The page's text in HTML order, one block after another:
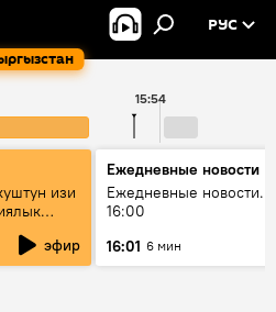
РУС
15:54
изи
эфир
Ежедневные новости
Ежедневные новости.
16:00
16:01 6 мин